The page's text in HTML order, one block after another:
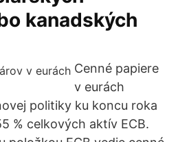
kanadských
Cenné papiere
v eurách
politiky ku koncu roka
% celkových aktív ECB.